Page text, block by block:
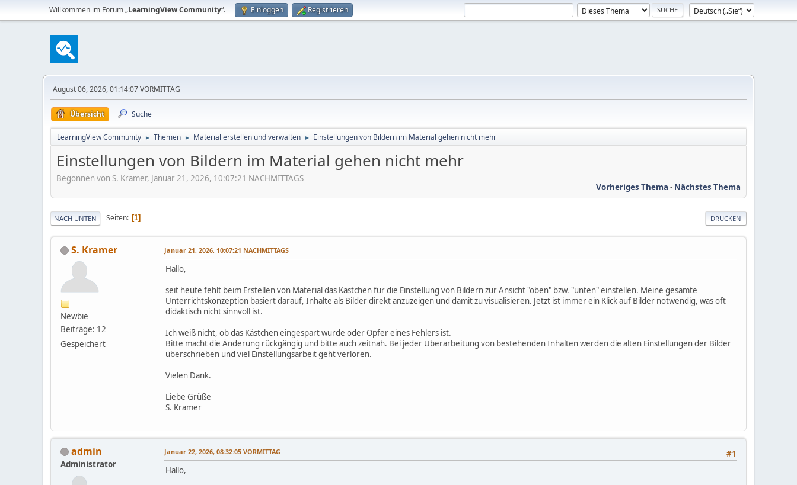
Willkommen im Forum „LearningView Community“. Einloggen Registrieren
August 06, 2026, 01:14:07 VORMITTAG
Übersicht Suche
LearningView Community ► Themen ► Material erstellen und verwalten ► Einstellungen von Bildern im Material gehen nicht mehr
Einstellungen von Bildern im Material gehen nicht mehr
Begonnen von S. Kramer, Januar 21, 2026, 10:07:21 NACHMITTAGS
Vorheriges Thema - Nächstes Thema
DRUCKEN
NACH UNTEN Seiten 1
S. Kramer
Newbie
Beiträge: 12
Gespeichert
Januar 21, 2026, 10:07:21 NACHMITTAGS
Hallo,
seit heute fehlt beim Erstellen von Material das Kästchen für die Einstellung von Bildern zur Ansicht "oben" bzw. "unten" einstellen. Meine gesamte
Unterrichtskonzeption basiert darauf, Inhalte als Bilder direkt anzuzeigen und damit zu visualisieren. Jetzt ist immer ein Klick auf Bilder notwendig, was oft
didaktisch nicht sinnvoll ist.
Ich weiß nicht, ob das Kästchen eingespart wurde oder Opfer eines Fehlers ist.
Bitte macht die Änderung rückgängig und bitte auch zeitnah. Bei jeder Überarbeitung von bestehenden Inhalten werden die alten Einstellungen der Bilder
überschrieben und viel Einstellungsarbeit geht verloren.
Vielen Dank.
Liebe Grüße
S. Kramer
admin
Administrator
#1
Januar 22, 2026, 08:32:05 VORMITTAG
Hallo,